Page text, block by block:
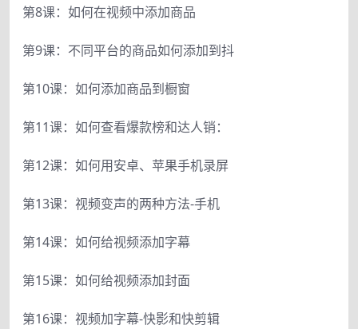
第8课：如何在视频中添加商品
第9课：不同平台的商品如何添加到抖
第10课：如何添加商品到橱窗
第11课：如何查看爆款榜和达人销：
第12课：如何用安卓、苹果手机录屏
第13课：视频变声的两种方法-手机
第14课：如何给视频添加字幕
第15课：如何给视频添加封面
第16课：视频加字幕-快影和快剪辑